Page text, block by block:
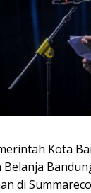
Kota
di